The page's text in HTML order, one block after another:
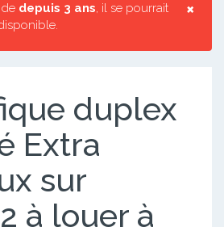
×
depuis 3 ans, il se pourrait
duplex
Extra
sur
à louer à